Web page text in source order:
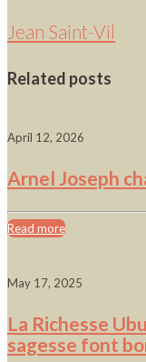
Jean Saint-Vil
Related posts
April 12, 2026
Arnel Joseph
Read more
May 17, 2025
La Richesse
sagesse font